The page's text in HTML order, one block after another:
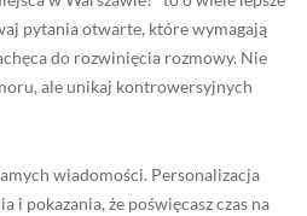
pytania otwarte, które wymagają
do rozwinięcia rozmowy. Nie
ale unikaj kontrowersyjnych
wiadomości. Personalizacja
i pokazania, że poświęcasz czas na